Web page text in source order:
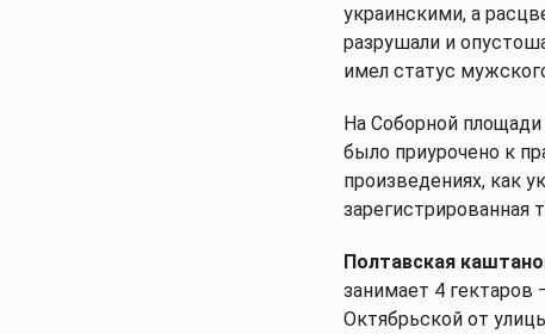
украинскими, а
разрушали и
имел статус
На Соборной
было приурочено к
произведениях, как
зарегистрированная
Полтавская
занимает 4 гектаров
Октябрьской от